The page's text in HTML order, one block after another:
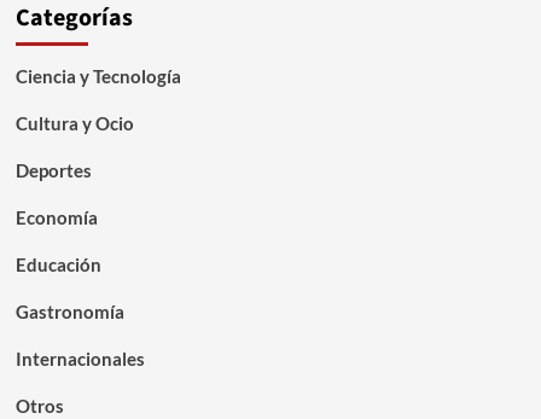
Categorías
Ciencia y Tecnología
Cultura y Ocio
Deportes
Economía
Educación
Gastronomía
Internacionales
Otros